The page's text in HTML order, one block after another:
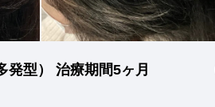
発型） 治療期間5ヶ月